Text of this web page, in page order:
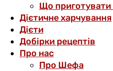
Що приготувати
Дієтичне харчування
Дієти
Добірки рецептів
Про нас
Про Шефа